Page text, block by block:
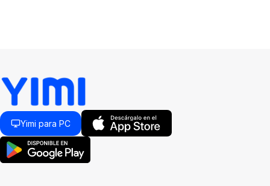
Yimi para PC